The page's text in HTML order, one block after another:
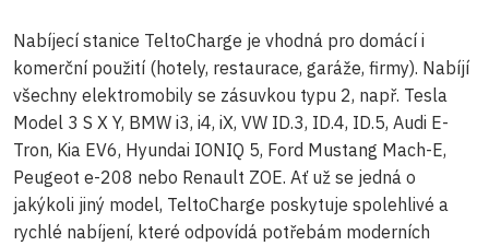
Nabíjecí stanice TeltoCharge je vhodná pro domácí i
komerční použití (hotely, restaurace, garáže, firmy). Nabíjí
všechny elektromobily se zásuvkou typu 2, např. Tesla
Model 3 S X Y, BMW i3, i4, iX, VW ID.3, ID.4, ID.5, Audi E-
Tron, Kia EV6, Hyundai IONIQ 5, Ford Mustang Mach-E,
Peugeot e-208 nebo Renault ZOE. Ať už se jedná o
jakýkoli jiný model, TeltoCharge poskytuje spolehlivé a
rychlé nabíjení, které odpovídá potřebám moderních